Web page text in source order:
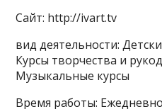
Сайт: http://ivart.tv
вид деятельности:
Курсы творчества и
Музыкальные курсы
Время работы: